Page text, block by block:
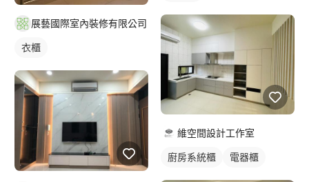
展藝國際室內裝修有限公司
衣櫃
維空間設計工作室
廚房系統櫃 電器櫃